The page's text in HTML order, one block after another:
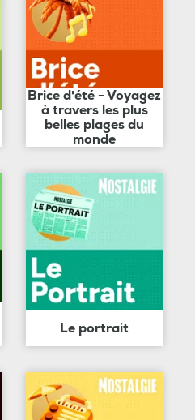
Brice d'été - Voyagez
à travers les plus
belles plages du
monde
Le portrait